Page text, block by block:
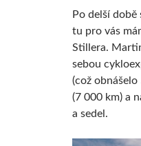
Po delší době
tu pro vás
Stillera.
sebou
(což
(7 000 km) a
a sedel.